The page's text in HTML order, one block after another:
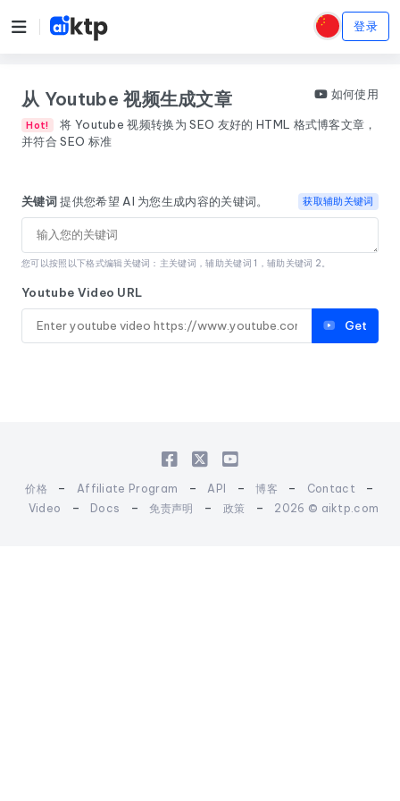
登录
从 Youtube 视频生成文章 如何使用
Hot!
将 Youtube 视频转换为 SEO 友好的 HTML 格式博客文章，
并符合 SEO 标准
关键词 提供您希望 AI 为您生成内容的关键词。 获取辅助关键词
您可以按照以下格式编辑关键词：主关键词，辅助关键词 1，辅助关键词 2。
Youtube Video URL
Get
价格 - Affiliate Program - API - 博客 - Contact -
Video - Docs - 免责声明 - 政策 - 2026 © aiktp.com